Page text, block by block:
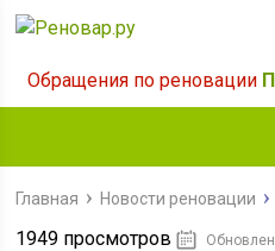
Обращения по реновации
Главная Новости реновации
1949 просмотров